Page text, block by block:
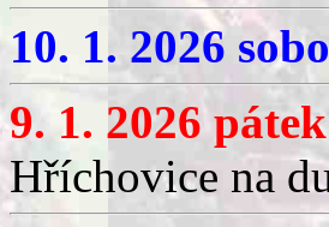
10. 1. 2026
9. 1. 2026
Hříchovice na